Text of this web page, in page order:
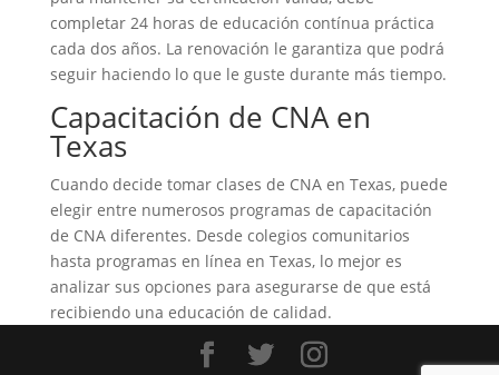
completar 24 horas de educación contínua práctica
cada dos años. La renovación le garantiza que podrá
seguir haciendo lo que le guste durante más tiempo.
Capacitación de CNA en
Texas
Cuando decide tomar clases de CNA en Texas, puede
elegir entre numerosos programas de capacitación
de CNA diferentes. Desde colegios comunitarios
hasta programas en línea en Texas, lo mejor es
analizar sus opciones para asegurarse de que está
recibiendo una educación de calidad.